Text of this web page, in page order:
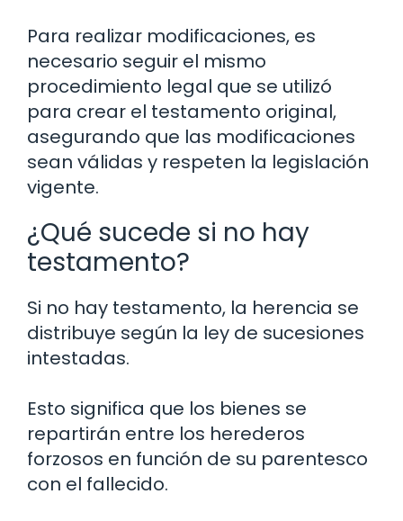
Para realizar modificaciones, es
necesario seguir el mismo
procedimiento legal que se utilizó
para crear el testamento original,
asegurando que las modificaciones
sean válidas y respeten la legislación
vigente.
¿Qué sucede si no hay
testamento?
Si no hay testamento, la herencia se
distribuye según la ley de sucesiones
intestadas.
Esto significa que los bienes se
repartirán entre los herederos
forzosos en función de su parentesco
con el fallecido.